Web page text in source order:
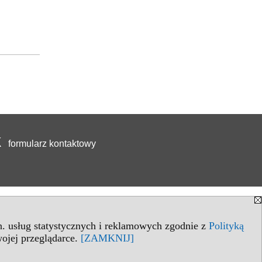
statystycznych i reklamowych zgodnie z Polityką
przeglądarce. [ZAMKNIJ]
formularz kontaktowy